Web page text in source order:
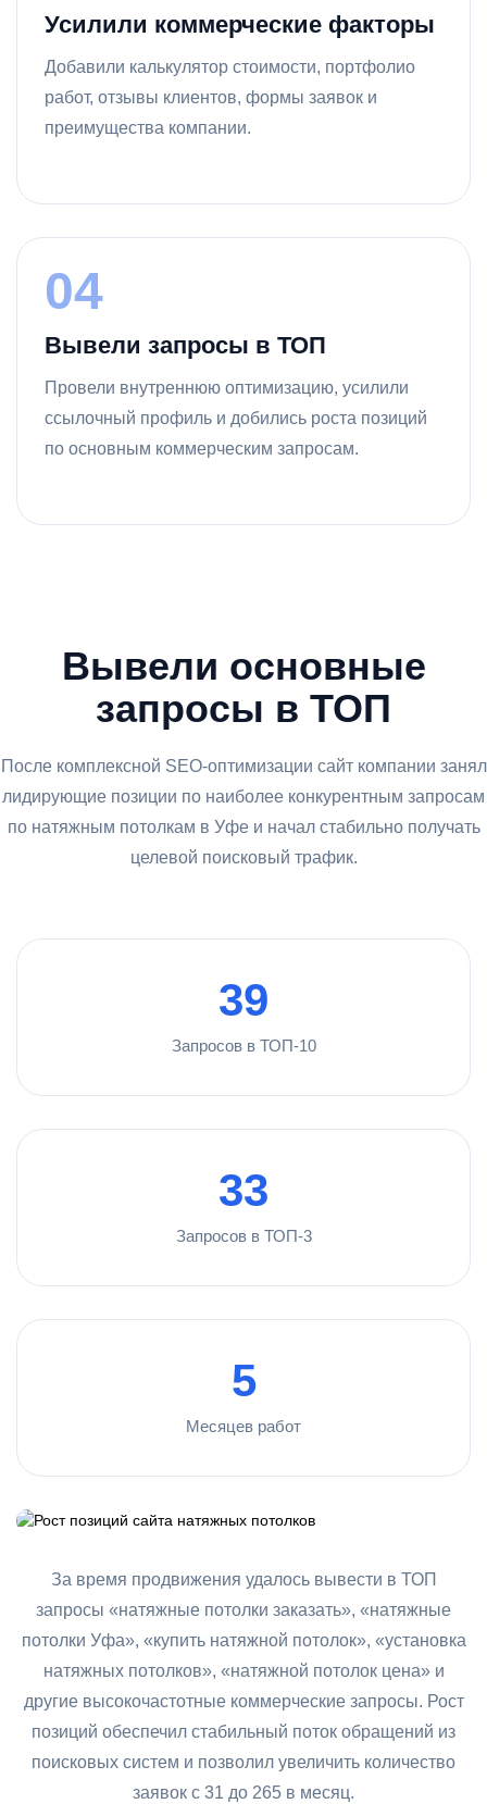
Усилили коммерческие факторы
Добавили калькулятор стоимости, портфолио
работ, отзывы клиентов, формы заявок и
преимущества компании.
04
Вывели запросы в ТОП
Провели внутреннюю оптимизацию, усилили
ссылочный профиль и добились роста позиций
по основным коммерческим запросам.
Вывели основные
запросы в ТОП
После комплексной SEO-оптимизации сайт компании занял
лидирующие позиции по наиболее конкурентным запросам
по натяжным потолкам в Уфе и начал стабильно получать
целевой поисковый трафик.
39
Запросов в ТОП-10
33
Запросов в ТОП-3
5
Месяцев работ
За время продвижения удалось вывести в ТОП
запросы «натяжные потолки заказать», «натяжные
потолки Уфа», «купить натяжной потолок», «установка
натяжных потолков», «натяжной потолок цена» и
другие высокочастотные коммерческие запросы. Рост
позиций обеспечил стабильный поток обращений из
поисковых систем и позволил увеличить количество
заявок с 31 до 265 в месяц.